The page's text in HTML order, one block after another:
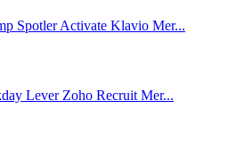
Spotler Activate Klavio Mer...
Lever Zoho Recruit Mer...